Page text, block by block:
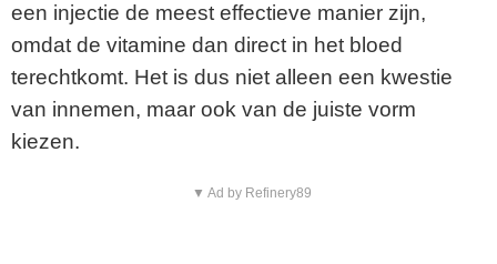
een injectie de meest effectieve manier zijn,
omdat de vitamine dan direct in het bloed
terechtkomt. Het is dus niet alleen een kwestie
van innemen, maar ook van de juiste vorm
kiezen.
▼ Ad by Refinery89